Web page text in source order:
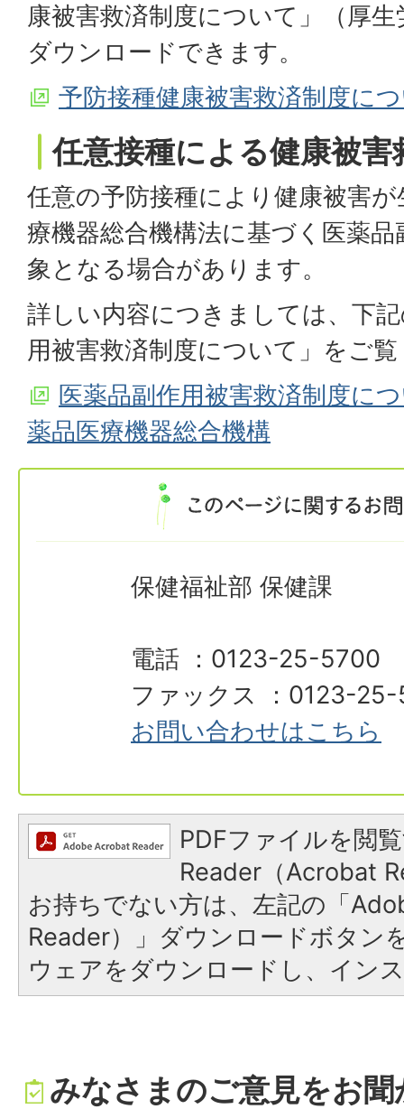
康被害救済制度について」（厚
ダウンロードできます。
予防接種健康被害救済制度に
任意接種による健康被
任意の予防接種により健康被害
療機器総合機構法に基づく医薬
象となる場合があります。
詳しい内容につきましては、下
用被害救済制度について」をご
医薬品副作用被害救済制度に
薬品医療機器総合機構
保健福祉部 保健課
電話 ：0123-25-5700
ファックス ：0123-
お問い合わせはこちら
PDFファイルを閲
Reader（Acrobat
お持ちでない方は、左記の「
Reader）」ダウンロードボタン
ウェアをダウンロードし、イン
みなさまのご意見をお